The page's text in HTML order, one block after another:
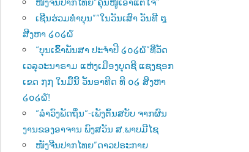
ໜັງຈີນປາກໄທຍ”ຄຸນໜູເອົາແຕ່ໃຈ”
ເຊີນຮ່ວມທຳບຸນ””ໃນວັນເສົາ ວັນທີ ໘
ສີງຫາ ໒໐໒໖
“ບຸນເຂົ້າພັນສາ ປະຈຳປີ ໒໐໒໖”ທີ່ວັດ
ເວລຸວະນາຣາມ ແຫ່ງເມືອງບຸດຊີ ແຊງຊອກ
ເຂດ ໗໗ ໃນມື້ນີ້ ວັນອາທີດ ທີ ໐໒ ສີງຫາ
໒໐໒໖!
“ລຳວົງພັດຖິ່ນ“-ເພັງຕົ້ນສບັບ ຈາກຜົນ
ງານຂອງອາຈານ ພົງສວັນ ສ.ພາບມີໄຊ
ໜັງຈີນປາກໄທຍ”ດາວປຣະກາຍ